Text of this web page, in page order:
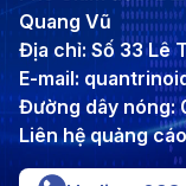
Quang Vũ
Địa chỉ: Số 33 Lê
E-mail:
Đường dây nóng:
Liên hệ quảng cáo